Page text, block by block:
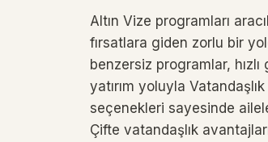
Altın Vize programları
fırsatlara giden zorlu bir
benzersiz programlar,
yatırım yoluyla
seçenekleri sayesinde
Çifte vatandaşlık